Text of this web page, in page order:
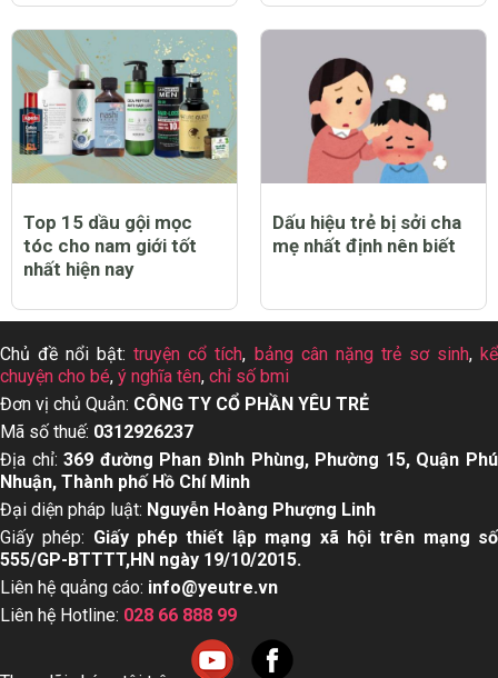
Top 15 dầu gội mọc
tóc cho nam giới tốt
nhất hiện nay
Dấu hiệu trẻ bị sởi cha
mẹ nhất định nên biết
Chủ đề nổi bật:truyện cổ tích, bảng cân nặng trẻ sơ sinh,kể
chuyện cho bé, ý nghĩa tên, chỉ số bmi
Đơn vị chủ Quản: CÔNG TY CỔ PHẦN YÊU TRẺ
Mã số thuế: 0312926237
Địa chỉ:369 đường Phan Đình Phùng, Phường 15, Quận Phú
Nhuận, Thành phố Hồ Chí Minh
Đại diện pháp luật: Nguyễn Hoàng Phượng Linh
Giấy phép: Giấy phép thiết lập mạng xã hội trên mạng số
555/GP-BTTTT,HN ngày 19/10/2015.
Liên hệ quảng cáo: info@yeutre.vn
Liên hệ Hotline: 028 66 888 99